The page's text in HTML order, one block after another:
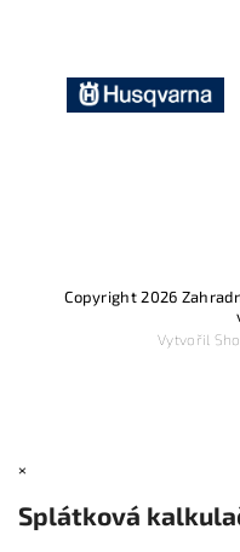
Copyright 2026
Vytvořil
×
Splátková